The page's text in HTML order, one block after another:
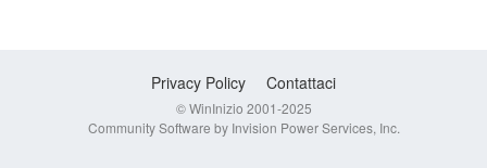
Privacy Policy Contattaci
© WinInizio 2001-2025
Community Software by Invision Power Services, Inc.